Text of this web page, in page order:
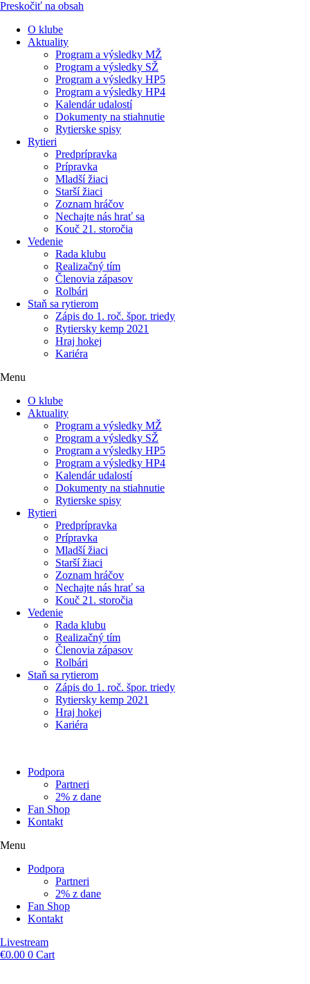
Preskočiť na obsah
O klube
Aktuality
Program a výsledky MŽ
Program a výsledky SŽ
Program a výsledky HP5
Program a výsledky HP4
Kalendár udalostí
Dokumenty na stiahnutie
Rytierske spisy
Rytieri
Predprípravka
Prípravka
Mladší žiaci
Starší žiaci
Zoznam hráčov
Nechajte nás hrať sa
Kouč 21. storočia
Vedenie
Rada klubu
Realizačný tím
Členovia zápasov
Rolbári
Staň sa rytierom
Zápis do 1. roč. špor. triedy
Rytiersky kemp 2021
Hraj hokej
Kariéra
Menu
O klube
Aktuality
Program a výsledky MŽ
Program a výsledky SŽ
Program a výsledky HP5
Program a výsledky HP4
Kalendár udalostí
Dokumenty na stiahnutie
Rytierske spisy
Rytieri
Predprípravka
Prípravka
Mladší žiaci
Starší žiaci
Zoznam hráčov
Nechajte nás hrať sa
Kouč 21. storočia
Vedenie
Rada klubu
Realizačný tím
Členovia zápasov
Rolbári
Staň sa rytierom
Zápis do 1. roč. špor. triedy
Rytiersky kemp 2021
Hraj hokej
Kariéra
Podpora
Partneri
2% z dane
Fan Shop
Kontakt
Menu
Podpora
Partneri
2% z dane
Fan Shop
Kontakt
Livestream
€0.00 0 Cart